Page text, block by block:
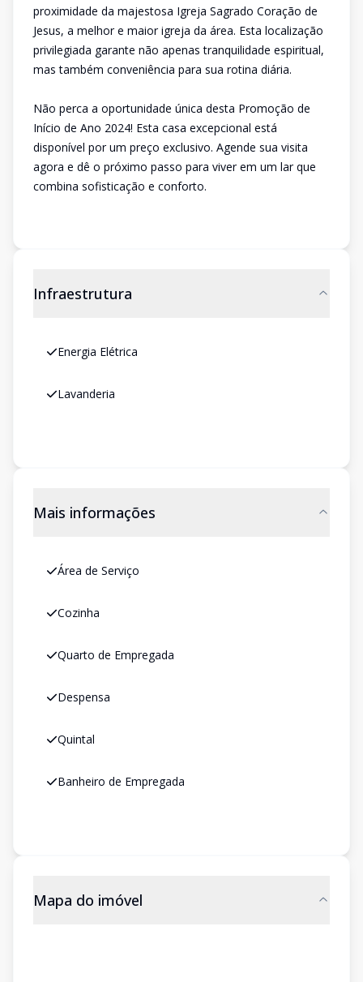
proximidade da majestosa Igreja Sagrado Coração de
Jesus, a melhor e maior igreja da área. Esta localização
privilegiada garante não apenas tranquilidade espiritual,
mas também conveniência para sua rotina diária.
Não perca a oportunidade única desta Promoção de
Início de Ano 2024! Esta casa excepcional está
disponível por um preço exclusivo. Agende sua visita
agora e dê o próximo passo para viver em um lar que
combina sofisticação e conforto.
Infraestrutura
Energia Elétrica
Lavanderia
Mais informações
Área de Serviço
Cozinha
Quarto de Empregada
Despensa
Quintal
Banheiro de Empregada
Mapa do imóvel